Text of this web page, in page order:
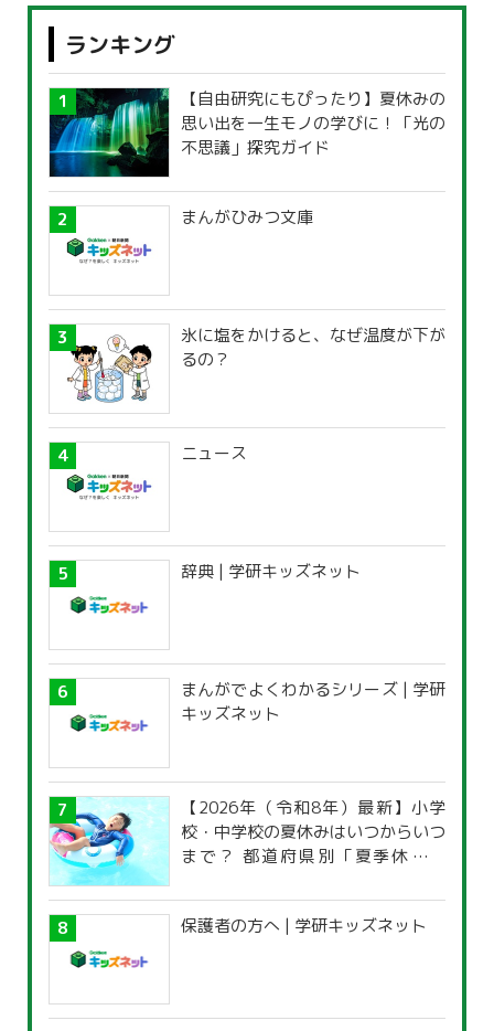
ランキング
【自由研究にもぴったり】夏休みの
思い出を一生モノの学びに！「光の
不思議」探究ガイド
まんがひみつ文庫
氷に塩をかけると、なぜ温度が下が
るの？
ニュース
辞典 | 学研キッズネット
まんがでよくわかるシリーズ | 学研
キッズネット
【2026年（令和8年）最新】小学
校・中学校の夏休みはいつからいつ
まで？ 都道府県別「夏季休暇一
保護者の方へ | 学研キッズネット